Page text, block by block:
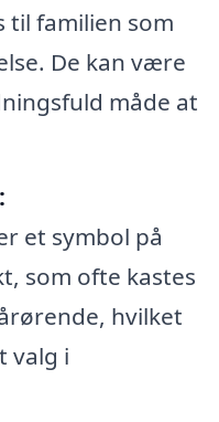
til familien som
De kan være
måde at
et symbol på
som ofte kastes
hvilket
valg i